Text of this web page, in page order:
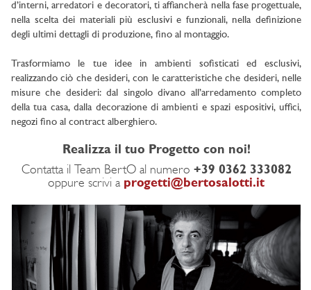
d’interni, arredatori e decoratori, ti affiancherà nella fase progettuale,
nella scelta dei materiali più esclusivi e funzionali, nella definizione
degli ultimi dettagli di produzione, fino al montaggio.
Trasformiamo le tue idee in ambienti sofisticati ed esclusivi,
realizzando ciò che desideri, con le caratteristiche che desideri, nelle
misure che desideri: dal singolo divano all’arredamento completo
della tua casa, dalla decorazione di ambienti e spazi espositivi, uffici,
negozi fino al contract alberghiero.
Realizza il tuo Progetto con noi!
Contatta il Team BertO al numero +39 0362 333082
oppure scrivi a progetti@bertosalotti.it